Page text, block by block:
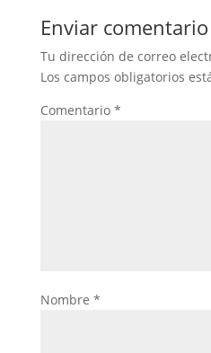
Enviar comentario
Tu dirección de correo
Los campos obligatorios
Comentario *
Nombre *